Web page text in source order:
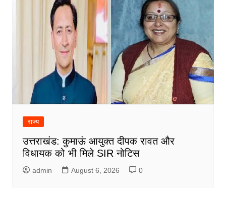
राज्य
उत्तराखंड: कुमाऊं आयुक्त दीपक रावत और
विधायक को भी मिले SIR नोटिस
admin August 6, 2026 0